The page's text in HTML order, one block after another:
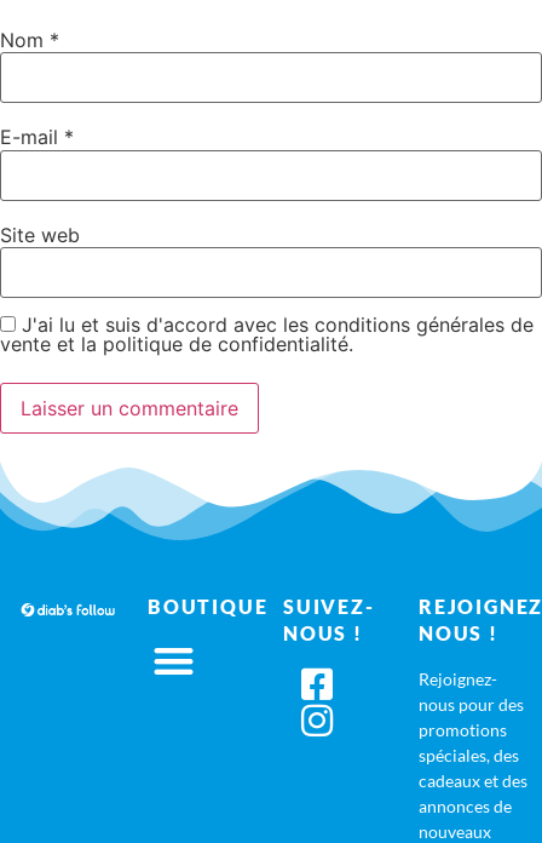
Nom *
E-mail *
Site web
J'ai lu et suis d'accord avec les conditions générales de
vente et la politique de confidentialité.
BOUTIQUE
SUIVEZ-
NOUS !
NOUS !
Rejoignez-
nous pour des
promotions
spéciales, des
cadeaux et des
annonces de
nouveaux